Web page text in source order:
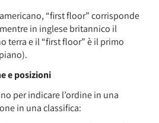
“first floor” corrisponde
in inglese britannico il
terra e il “first floor” è il primo
e posizioni
per indicare l’ordine in una
in una classifica: